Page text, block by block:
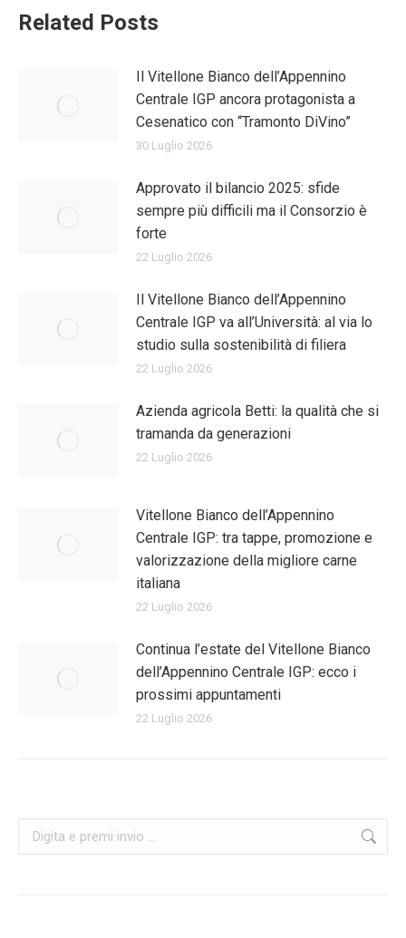
Related Posts
Il Vitellone Bianco dell’Appennino
Centrale IGP ancora protagonista a
Cesenatico con “Tramonto DiVino”
30 Luglio 2026
Approvato il bilancio 2025: sfide
sempre più difficili ma il Consorzio è
forte
22 Luglio 2026
Il Vitellone Bianco dell’Appennino
Centrale IGP va all’Università: al via lo
studio sulla sostenibilità di filiera
22 Luglio 2026
Azienda agricola Betti: la qualità che si
tramanda da generazioni
22 Luglio 2026
Vitellone Bianco dell’Appennino
Centrale IGP: tra tappe, promozione e
valorizzazione della migliore carne
italiana
22 Luglio 2026
Continua l’estate del Vitellone Bianco
dell’Appennino Centrale IGP: ecco i
prossimi appuntamenti
22 Luglio 2026
Cerca: